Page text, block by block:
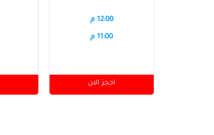
12:00 م
11:00 م
احجز الان